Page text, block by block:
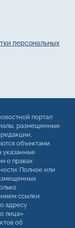
персональных
портал
размещенные
объектами
указанные
о правах
Полное или
ссылки
адресу
лица»
об